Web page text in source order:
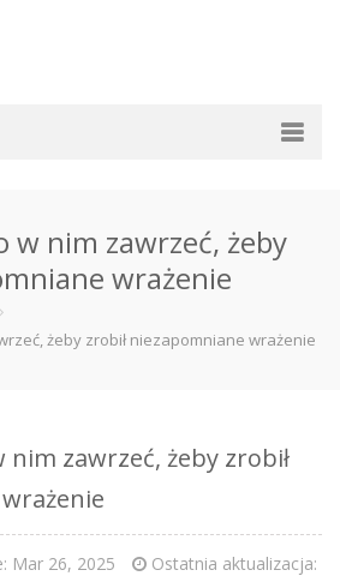
sos…
w nim zawrzeć, żeby
wrażenie
żeby zrobił niezapomniane wrażenie
nim zawrzeć, żeby zrobił
Mar 26, 2025
Ostatnia aktualizacja: